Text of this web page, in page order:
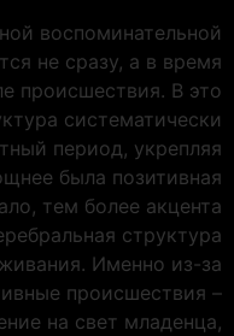
воспоминательной
не сразу, а в время
происшествия. В это
систематически
период, укрепляя
была позитивная
тем более акцента
структура
Именно из-за
происшествия –
на свет младенца,